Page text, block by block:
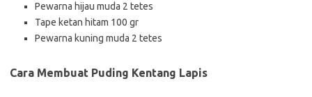
Pewarna hijau muda 2 tetes
Tape ketan hitam 100 gr
Pewarna kuning muda 2 tetes
Cara Membuat Puding Kentang Lapis